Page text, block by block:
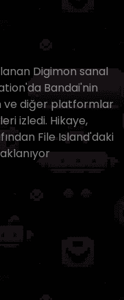
Digimon sanal
Bandai'nin
ve diğer platformlar
izledi. Hikaye,
File Island'daki